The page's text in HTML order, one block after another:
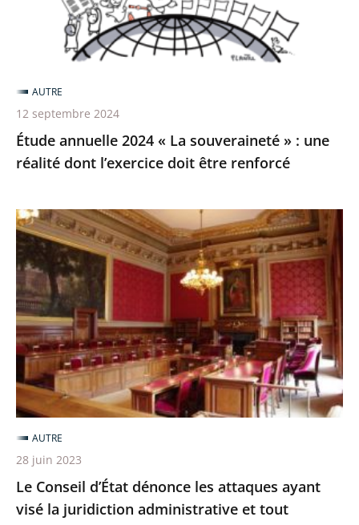
dont
l’exercice
doit
être
Étude annuelle 2024 « La souveraineté » : une
réalité dont l’exercice doit être renforcé
AUTRE
12 septembre 2024
Le
Conseil
d’État
dénonce
les
attaques
ayant
visé
la
juridiction
administrative
et
tout
particulièrement
Le Conseil d’État dénonce les attaques ayant
visé la juridiction administrative et tout
AUTRE
28 juin 2023